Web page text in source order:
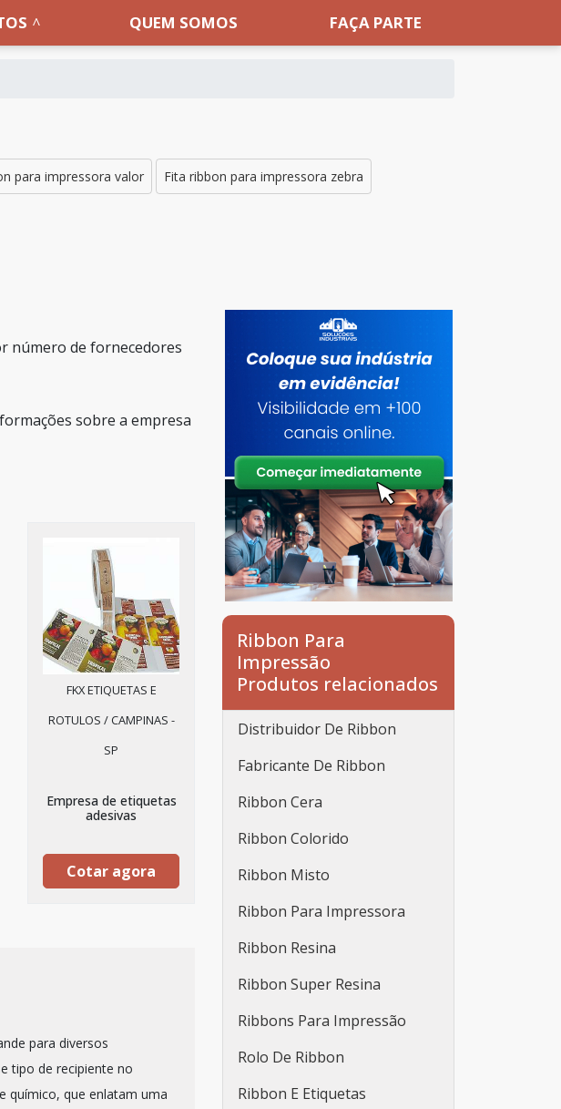
QUEM SOMOS FAÇA PARTE
para impressora valor Fita ribbon para impressora zebra
número de fornecedores
sobre a empresa
FKX ETIQUETAS E
ROTULOS / CAMPINAS -
SP
Empresa de etiquetas
adesivas
Cotar agora
para diversos
tipo de recipiente no
químico, que enlatam uma
Ribbon Para
Impressão
Produtos relacionados
Distribuidor De Ribbon
Fabricante De Ribbon
Ribbon Cera
Ribbon Colorido
Ribbon Misto
Ribbon Para Impressora
Ribbon Resina
Ribbon Super Resina
Ribbons Para Impressão
Rolo De Ribbon
Ribbon E Etiquetas